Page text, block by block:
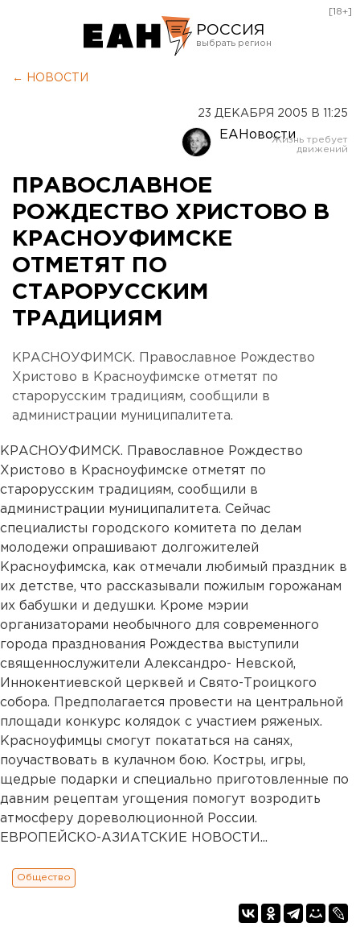
РОССИЯ
Оренбург
[18+]
← НОВОСТИ
23 ДЕКАБРЯ 2005 В 11:25
ЕАНовости
ПРАВОСЛАВНОЕ
РОЖДЕСТВО ХРИСТОВО В
КРАСНОУФИМСКЕ
ОТМЕТЯТ ПО
СТАРОРУССКИМ
ТРАДИЦИЯМ
КРАСНОУФИМСК. Православное Рождество
Христово в Красноуфимске отметят по
старорусским традициям, сообщили в
администрации муниципалитета.
КРАСНОУФИМСК. Православное Рождество
Христово в Красноуфимске отметят по
старорусским традициям, сообщили в
администрации муниципалитета. Сейчас
специалисты городского комитета по делам
молодежи опрашивают долгожителей
Красноуфимска, как отмечали любимый праздник в
их детстве, что рассказывали пожилым горожанам
их бабушки и дедушки. Кроме мэрии
организаторами необычного для современного
города празднования Рождества выступили
священнослужители Александро- Невской,
Иннокентиевской церквей и Свято-Троицкого
собора. Предполагается провести на центральной
площади конкурс колядок с участием ряженых.
Красноуфимцы смогут покататься на санях,
поучаствовать в кулачном бою. Костры, игры,
щедрые подарки и специально приготовленные по
давним рецептам угощения помогут возродить
атмосферу дореволюционной России.
ЕВРОПЕЙСКО-АЗИАТСКИЕ НОВОСТИ...
Общество